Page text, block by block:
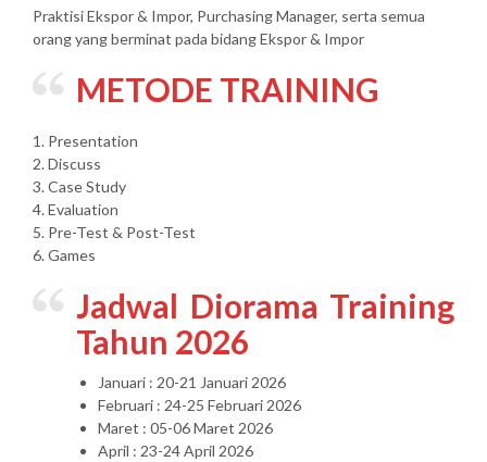
Praktisi Ekspor & Impor, Purchasing Manager, serta semua
orang yang berminat pada bidang Ekspor & Impor
METODE TRAINING
1. Presentation
2. Discuss
3. Case Study
4. Evaluation
5. Pre-Test & Post-Test
6. Games
Jadwal Diorama Training
Tahun 2026
Januari : 20-21 Januari 2026
Februari : 24-25 Februari 2026
Maret : 05-06 Maret 2026
April : 23-24 April 2026